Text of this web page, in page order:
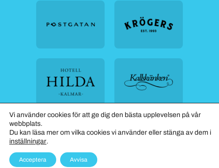
Boka bord
Vi använder cookies för att ge dig den bästa upplevelsen på vår
webbplats.
Du kan läsa mer om vilka cookies vi använder eller stänga av dem i
inställningar.
Acceptera Avvisa